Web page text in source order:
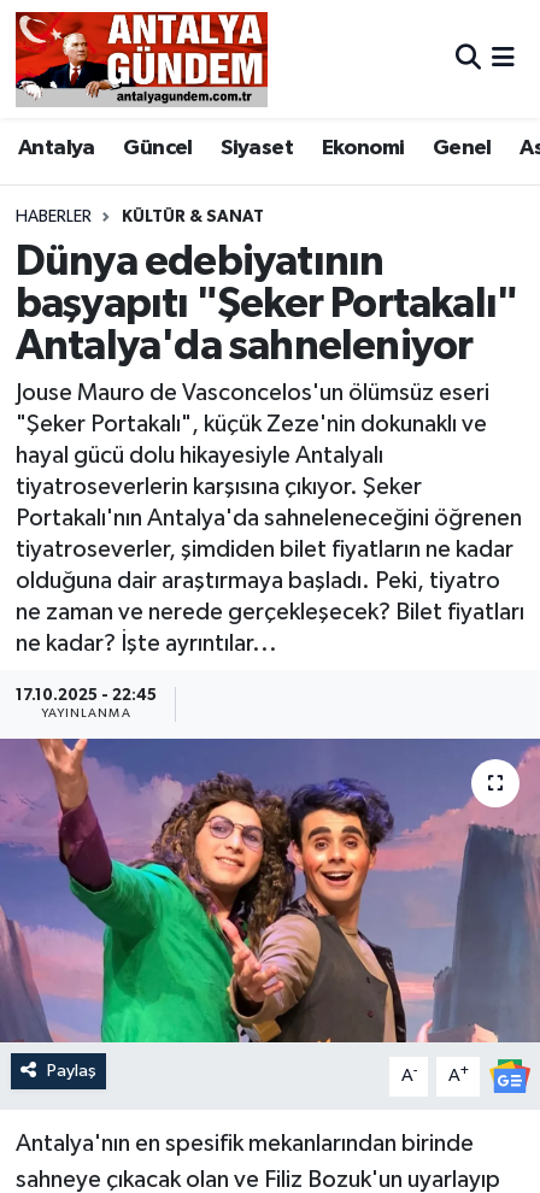
Antalya Güncel Siyaset Ekonomi Genel
HABERLER KÜLTÜR & SANAT
Dünya edebiyatının
başyapıtı "Şeker Portakalı"
Antalya'da sahneleniyor
Jouse Mauro de Vasconcelos'un ölümsüz eseri
"Şeker Portakalı", küçük Zeze'nin dokunaklı ve
hayal gücü dolu hikayesiyle Antalyalı
tiyatroseverlerin karşısına çıkıyor. Şeker
Portakalı'nın Antalya'da sahneleneceğini öğrenen
tiyatroseverler, şimdiden bilet fiyatların ne kadar
olduğuna dair araştırmaya başladı. Peki, tiyatro
ne zaman ve nerede gerçekleşecek? Bilet fiyatları
ne kadar? İşte ayrıntılar...
17.10.2025 - 22:45
YAYINLANMA
Paylaş A- A+
Antalya'nın en spesifik mekanlarından birinde
sahneye çıkacak olan ve Filiz Bozuk'un uyarlayıp
Antalya
Asayiş
Bilim & Teknoloji
Bölge
EĞİTİM
Ekonomi
Genel
Görüntülü Haber
Güncel
Kültür & Sanat
Magazin
Resmi İlan
Sağlık & Yaşam
Siyaset
Spor
Antalya Nöbetçi Eczaneler
Antalya Hava Durumu
Antalya Namaz Vakitleri
Antalya Trafik Yoğunluk Haritası
Süper Lig Puan Durumu ve Fikstür
Tüm Manşetler
Son Dakika Haberleri
Haber Arşivi